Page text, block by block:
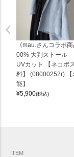
《mau.さんコラボ
00% 大判ストール
UVカット 【ネコポ
料】 (08000252r) 【
能】
¥5,900(税込)
ITEM